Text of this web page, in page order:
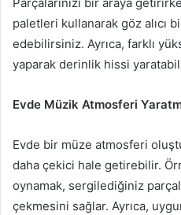
paletleri kullanarak göz alıcı
edebilirsiniz. Ayrıca, farklı
yaparak derinlik hissi
Evde Müzik Atmosferi
Evde bir müze atmosferi
daha çekici hale getirebilir.
oynamak, sergilediğiniz
çekmesini sağlar. Ayrıca,